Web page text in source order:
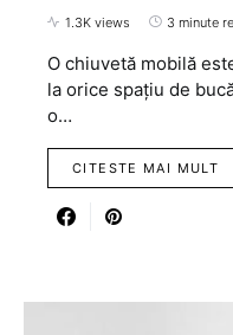
1.3K views 3 minute
O chiuvetă mobilă
la orice spațiu de
o…
CITESTE MAI MULT